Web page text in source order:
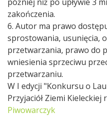
zakończenia.
6. Autor ma prawo
sprostowania, usunięcia,
przetwarzania, prawo do
wniesienia sprzeciwu
przetwarzaniu.
W I edycji "Konkursu o
Przyjaciół Ziemi Kieleckiej
Piwowarczyk